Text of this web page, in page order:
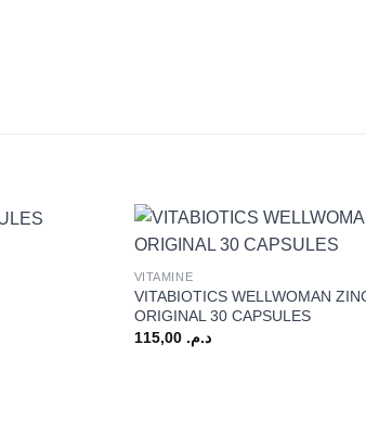
+
VITAMINE
VITABIOTICS WELLWOMAN
ORIGINAL 30 CAPSULES
د.م. 115,00